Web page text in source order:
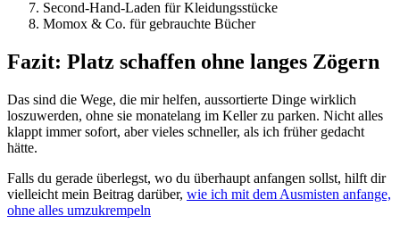
Second-Hand-Laden für Kleidungsstücke
Momox & Co. für gebrauchte Bücher
Fazit: Platz schaffen ohne langes Zögern
Das sind die Wege, die mir helfen, aussortierte Dinge wirklich
loszuwerden, ohne sie monatelang im Keller zu parken. Nicht alles
klappt immer sofort, aber vieles schneller, als ich früher gedacht
hätte.
Falls du gerade überlegst, wo du überhaupt anfangen sollst, hilft dir
vielleicht mein Beitrag darüber, wie ich mit dem Ausmisten anfange,
ohne alles umzukrempeln